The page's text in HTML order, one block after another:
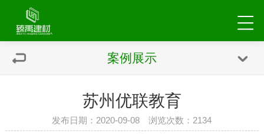
案例展示
苏州优联教育
发布日期：2020-09-08 浏览次数： 2134